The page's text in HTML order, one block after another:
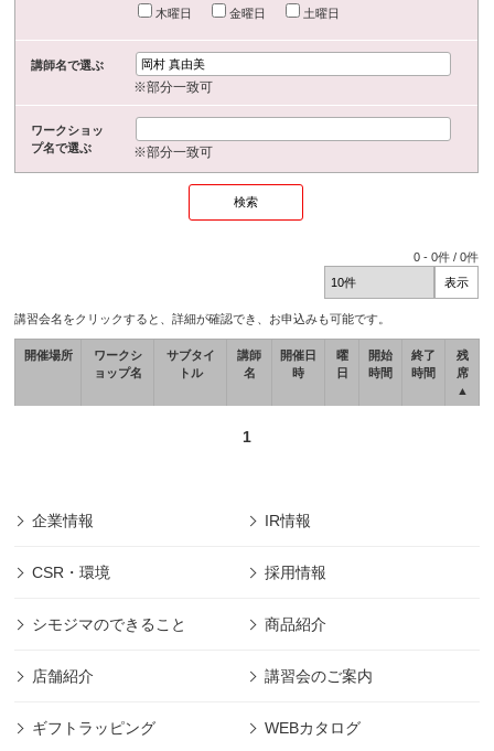
木曜日
金曜日 土曜日
講師名で選ぶ
※部分一致可
ワークショッ
プ名で選ぶ
※部分一致可
0 -0件 /0件
講習会名をクリックすると、詳細が確認でき、お申込みも可能です。
開催場所
ワークシ
ョップ名
サブタイ
トル
講師
名
開催日
時
曜
日
開始
時間
終了
時間
残
席
▲
1
企業情報 IR情報
CSR・環境 採用情報
シモジマのできること 商品紹介
店舗紹介 講習会のご案内
ギフトラッピング WEBカタログ